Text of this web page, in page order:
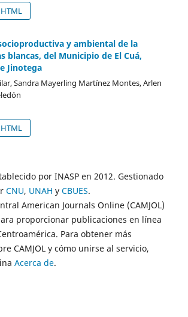
HTML
y ambiental de la
blancas, del Municipio de El Cuá,
Jinotega
Sandra Mayerling Martínez Montes, Arlen
HTML
por INASP en 2012. Gestionado
CNU, UNAH y CBUES.
American Journals Online (CAMJOL)
proporcionar publicaciones en línea
Para obtener más
CAMJOL y cómo unirse al servicio,
Acerca de.